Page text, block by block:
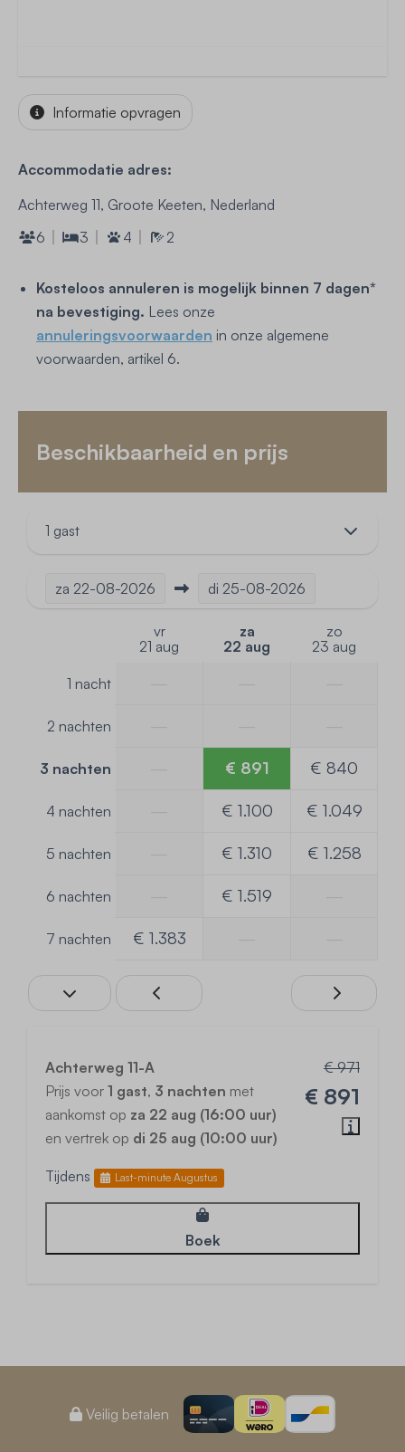
Informatie opvragen
Accommodatie adres:
Achterweg 11, Groote Keeten, Nederland
6
3 4 2
Kosteloos annuleren is mogelijk binnen 7 dagen*
na bevestiging. Lees onze
annuleringsvoorwaarden in onze algemene
voorwaarden, artikel 6.
Beschikbaarheid en prijs
1 gast
za 22-08-2026 di 25-08-2026
vr
21 aug
za
22 aug
zo
23 aug
1 nacht
2 nachten
3 nachten € 891 € 840
4 nachten € 1.100 € 1.049
5 nachten € 1.310 € 1.258
6 nachten € 1.519
7 nachten € 1.383
€ 971
€ 891
Achterweg 11-A
Prijs voor 1 gast, 3 nachten met
aankomst op za 22 aug (16:00 uur)
en vertrek op di 25 aug (10:00 uur)
Tijdens Last-minute Augustus
Boek
Veilig betalen